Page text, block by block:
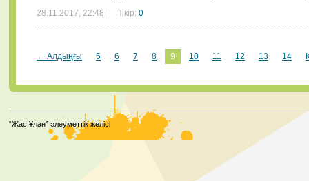
28.11.2017, 22:48 Пікір: 0
← Алдыңғы 5 6 7 8 9 10 11 12 13 14
“Жас Ұлан” әлеуметтік желісі